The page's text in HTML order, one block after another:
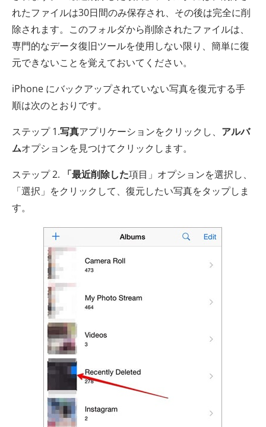
れたファイルは30日間のみ保存され、その後は完全に削
除されます。このフォルダから削除されたファイルは、
専門的なデータ復旧ツールを使用しない限り、簡単に復
元できないことを覚えておいてください。
iPhone にバックアップされていない写真を復元する手
順は次のとおりです。
ステップ 1.写真アプリケーションをクリックし、 アルバ
ムオプションを見つけてクリックします。
ステップ 2.
「最近削除した項目」オプションを選択し、
「選択」をクリックして、復元したい写真をタップしま
す。